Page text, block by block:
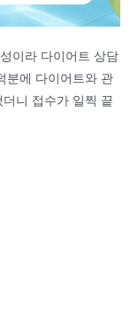
이라 다이어트 상담
분에 다이어트와 관
니 접수가 일찍 끝